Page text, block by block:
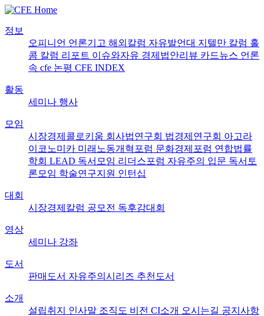
정보
오피니언 언론기고 해외칼럼 자유발언대 지텔만 칼럼 홀
콤 칼럼 리포트 이슈와자유 경제법안리뷰 카드뉴스 언론
속 cfe 논평 CFE INDEX
활동
세미나 행사
모임
시장경제콜로키움 회사법연구회 법경제연구회 아고라
이코노미카 미래노동개혁포럼 문화경제포럼 연합법률
학회 LEAD 독서모임 리더스포럼 자유주의 입문 독서토
론모임 학술연구지원 인턴십
대회
시장경제칼럼 공모전 독후감대회
영상
세미나 강좌
도서
판매도서 자유주의시리즈 추천도서
소개
설립취지 인사말 조직도 비전 CI소개 오시는길 공지사항